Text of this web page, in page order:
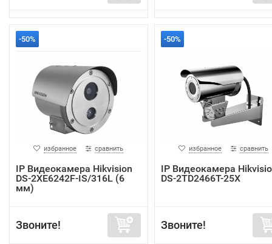
-50%
избранное сравнить
IP Видеокамера Hikvision
DS-2XE6242F-IS/316L (6
мм)
Звоните!
-50%
избранное сравнить
IP Видеокамера
DS-2TD2466T-25X
Звоните!